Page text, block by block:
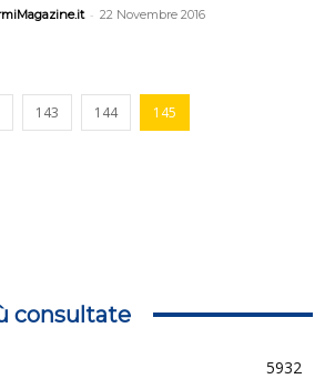
- 22 Novembre 2016
143 144 145
consultate
5932